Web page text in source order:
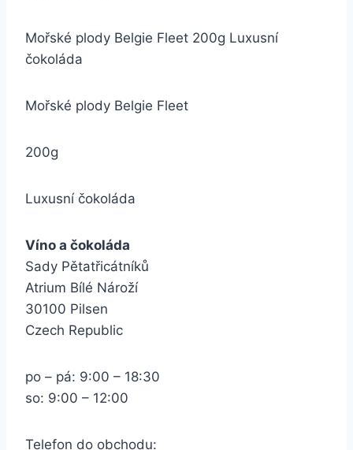
Mořské plody Belgie Fleet 200g Luxusní
čokoláda
Mořské plody Belgie Fleet
200g
Luxusní čokoláda
Víno a čokoláda
Sady Pětatřicátníků
Atrium Bílé Nároží
30100 Pilsen
Czech Republic
po – pá: 9:00 – 18:30
so: 9:00 – 12:00
Telefon do obchodu: